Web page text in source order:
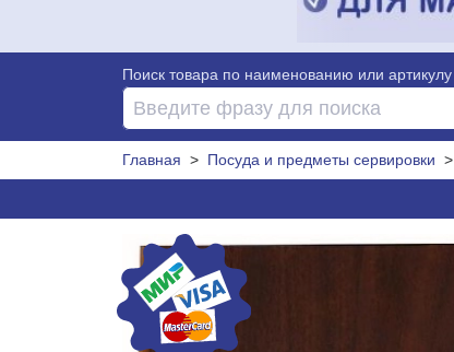
Поиск товара по наименованию или артикулу
Главная > Посуда и предметы сервировки >